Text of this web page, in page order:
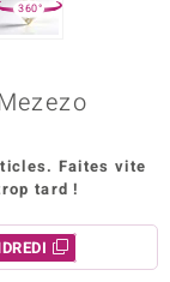
360°
Faites vite
tard !